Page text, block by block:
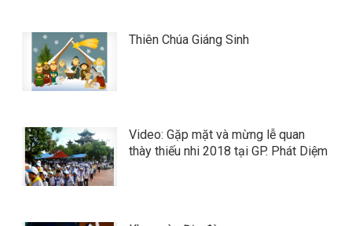
Thiên Chúa Giáng Sinh
Video: Gặp mặt và mừng lễ quan
thày thiếu nhi 2018 tại GP. Phát Diệm